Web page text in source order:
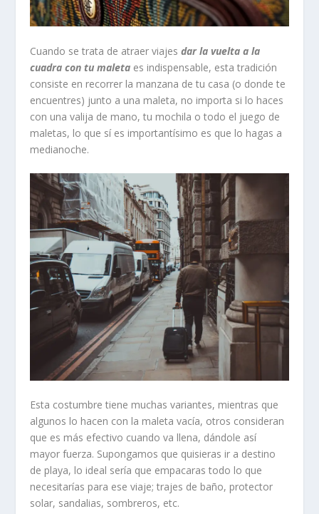
Cuando se trata de atraer viajesdar la vuelta a la
cuadra con tu maleta es indispensable, esta tradición
consiste en recorrer la manzana de tu casa (o donde te
encuentres) junto a una maleta, no importa si lo haces
con una valija de mano, tu mochila o todo el juego de
maletas, lo que sí es importantísimo es que lo hagas a
medianoche.
Esta costumbre tiene muchas variantes, mientras que
algunos lo hacen con la maleta vacía, otros consideran
que es más efectivo cuando va llena, dándole así
mayor fuerza. Supongamos que quisieras ir a destino
de playa, lo ideal sería que empacaras todo lo que
necesitarías para ese viaje; trajes de baño, protector
solar, sandalias, sombreros, etc.